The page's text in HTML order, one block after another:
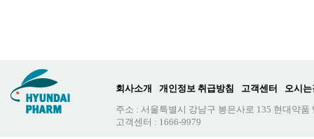
회사소개 개인정보 취급방침 고객센터
오시는
주소 : 서울특별시 강남구 봉은사로 135 현대약품
고객센터 : 1666-9979